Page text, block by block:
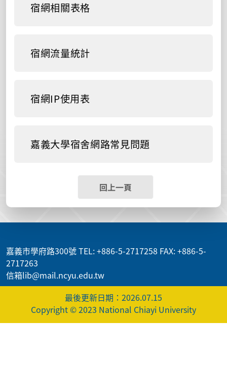
宿網相關表格
宿網流量統計
宿網IP使用表
嘉義大學宿舍網路常見問題
回上一頁
嘉義市學府路300號 TEL: +886-5-2717258 FAX: +886-5-
2717263
信箱lib@mail.ncyu.edu.tw
最後更新日期：2026.07.15
Copyright © 2023 National Chiayi University